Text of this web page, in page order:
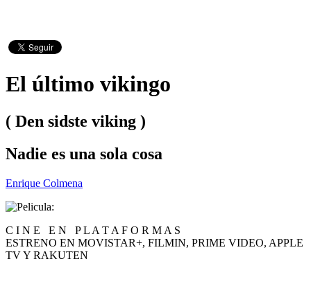
El último vikingo
( Den sidste viking )
Nadie es una sola cosa
Enrique Colmena
C I N E E N P L A T A F O R M A S
ESTRENO EN MOVISTAR+, FILMIN, PRIME VIDEO, APPLE
TV Y RAKUTEN